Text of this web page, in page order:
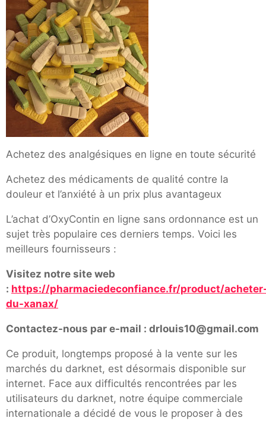
Achetez des analgésiques en ligne en toute sécurité
Achetez des médicaments de qualité contre la
douleur et l’anxiété à un prix plus avantageux
L’achat d’OxyContin en ligne sans ordonnance est un
sujet très populaire ces derniers temps. Voici les
meilleurs fournisseurs :
Visitez notre site web
: https://pharmaciedeconfiance.fr/product/
du-xanax/
Contactez-nous par e-mail : drlouis10@gmail.com
Ce produit, longtemps proposé à la vente sur les
marchés du darknet, est désormais disponible sur
internet. Face aux difficultés rencontrées par les
utilisateurs du darknet, notre équipe commerciale
internationale a décidé de vous le proposer à des